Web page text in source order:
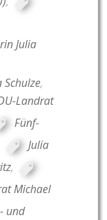
Julia
,
Landrat
Fünf-
Julia
,
Michael
und